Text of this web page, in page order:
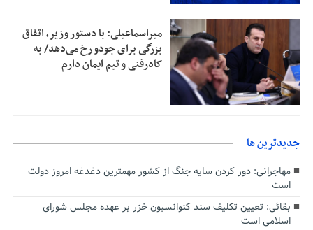
میراسماعیلی: با دستور وزیر، اتفاق
بزرگی برای جودو رخ می‌دهد/ به
کادرفنی و تیم ایمان دارم
جديدترين ها
مهاجرانی: دور کردن سایه جنگ از کشور مهمترین دغدغه امروز دولت
است
بقائی: تعیین تکلیف سند کنوانسیون خزر بر عهده مجلس شورای
اسلامی است